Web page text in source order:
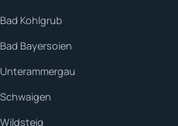
Bad Kohlgrub
Bad Bayersoien
Unterammergau
Schwaigen
Wildsteig